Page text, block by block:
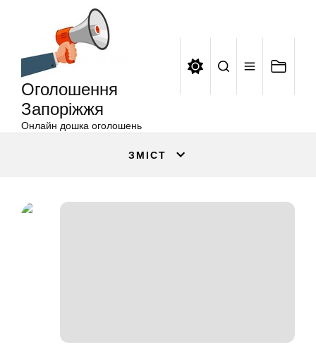
Оголошення
Запоріжжя
Онлайн дошка оголошень
ЗМІСТ